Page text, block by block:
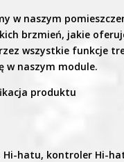
w naszym
brzmień, jakie
wszystkie funkcje
w naszym module.
produktu
Hi-hatu, kontroler Hi-